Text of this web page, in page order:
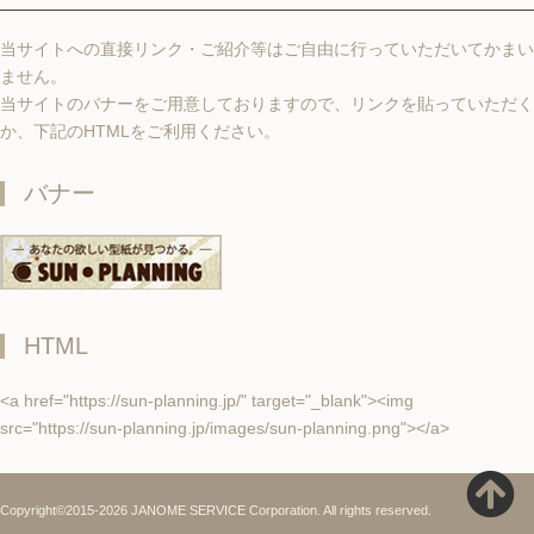
当サイトへの直接リンク・ご紹介等はご自由に行っていただいてかまい
ません。
当サイトのバナーをご用意しておりますので、リンクを貼っていただく
か、下記のHTMLをご利用ください。
バナー
HTML
<a href="https://sun-planning.jp/" target="_blank"><img
src="https://sun-planning.jp/images/sun-planning.png"></a>
Copyright©2015-2026 JANOME SERVICE Corporation. All rights reserved.